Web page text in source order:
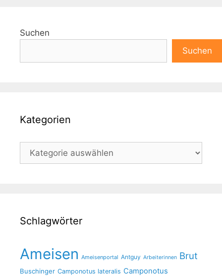
Suchen
Suchen
Kategorien
Kategorien
Schlagwörter
Ameisen Ameisenportal Antguy Arbeiterinnen Brut
Buschinger Camponotus lateralis Camponotus